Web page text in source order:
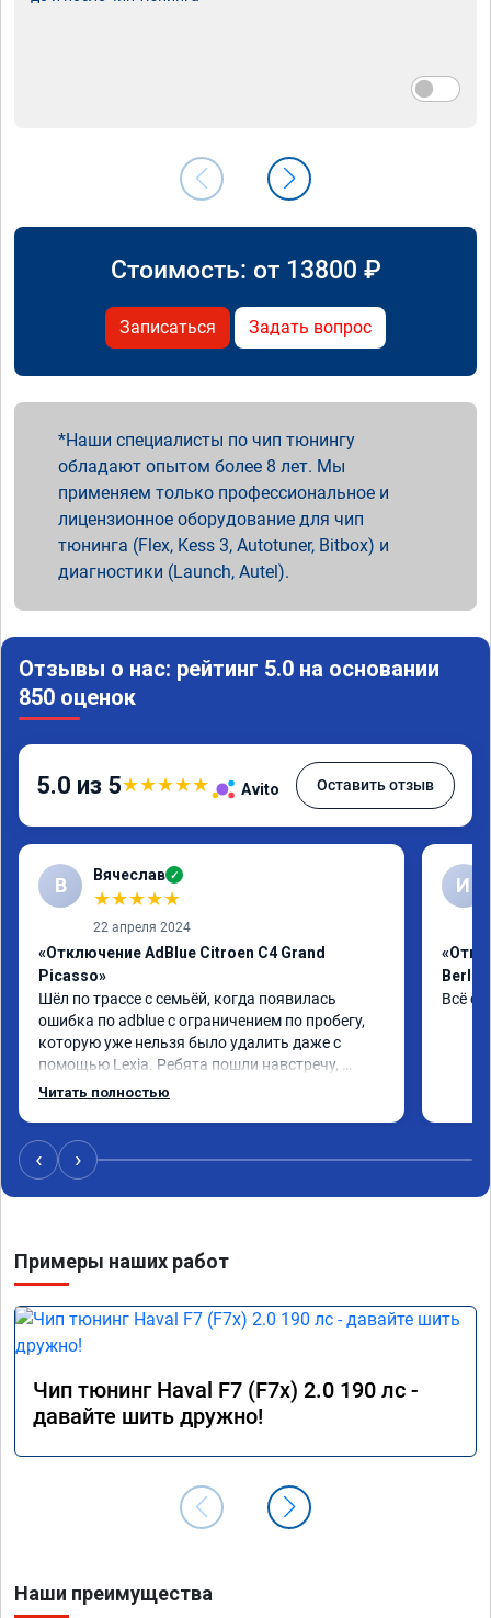
Стоимость: от 13800 ₽
Записаться Задать вопрос
Наши специалисты по чип тюнингу
обладают опытом более 8 лет. Мы
применяем только профессиональное и
лицензионное оборудование для чип
тюнинга (Flex, Kess 3, Autotuner, Bitbox) и
диагностики (Launch, Autel).
Отзывы о нас: рейтинг 5.0 на основании
850 оценок
5.0 из 5★★★★★ Avito Оставить отзыв
В Вячеслав ✓
★★★★★
22 апреля 2024
«Отключение AdBlue Citroen C4 Grand
Picasso»
Шёл по трассе с семьёй, когда появилась
ошибка по adblue с ограничением по пробегу,
которую уже нельзя было удалить даже с
помощью Lexia. Ребята пошли навстречу,
оперативно приняли и за час отшили как
Читать полностью
И
Всё
‹ ›
Примеры наших работ
Чип тюнинг Haval F7 (F7x) 2.0 190 лс -
давайте шить дружно!
Наши преимущества